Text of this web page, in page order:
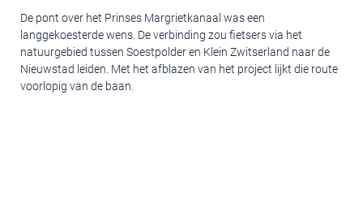
De pont over het Prinses Margrietkanaal was een
langgekoesterde wens. De verbinding zou fietsers via het
natuurgebied tussen Soestpolder en Klein Zwitserland naar de
Nieuwstad leiden. Met het afblazen van het project lijkt die route
voorlopig van de baan.